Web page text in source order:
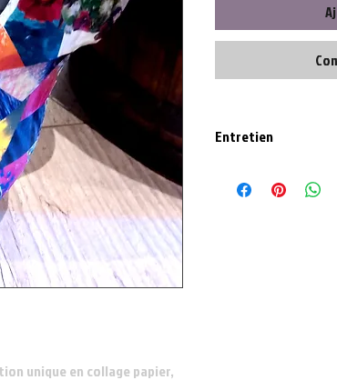
unique en collage papier,
Entretien
Nettoyer délicatement